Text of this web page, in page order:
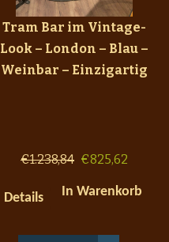
Tram Bar im Vintage-
Look – London – Blau –
Weinbar – Einzigartig
€1.238,84 €825,62
Details In Warenkorb